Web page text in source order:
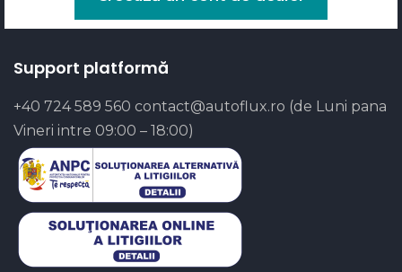
Support platformă
+40 724 589 560 contact@autoflux.ro (de Luni pana
Vineri intre 09:00 – 18:00)